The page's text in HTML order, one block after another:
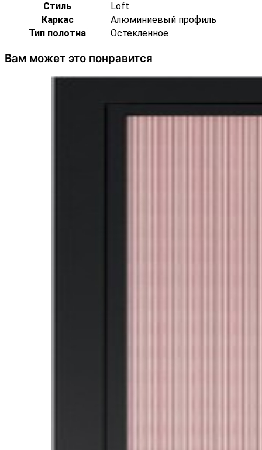
Стиль
Loft
Каркас
Алюминиевый профиль
Тип полотна
Остекленное
Вам может это понравится